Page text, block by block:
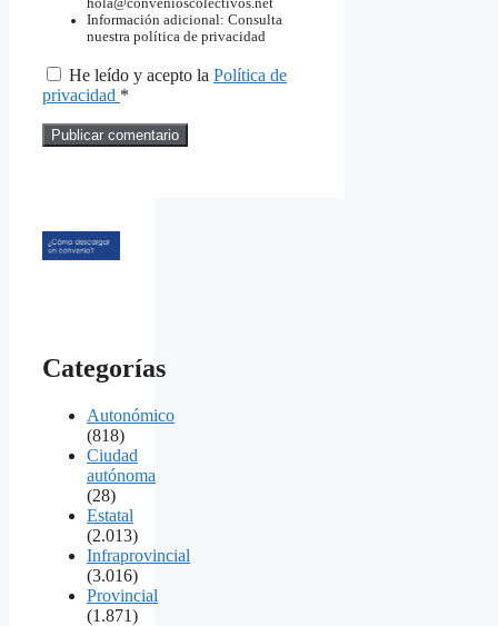
hola@convenioscolectivos.net
Información adicional: Consulta
nuestra política de privacidad
He leído y acepto la Política de
privacidad *
Categorías
Autonómico
(818)
Ciudad
autónoma
(28)
Estatal
(2.013)
Infraprovincial
(3.016)
Provincial
(1.871)